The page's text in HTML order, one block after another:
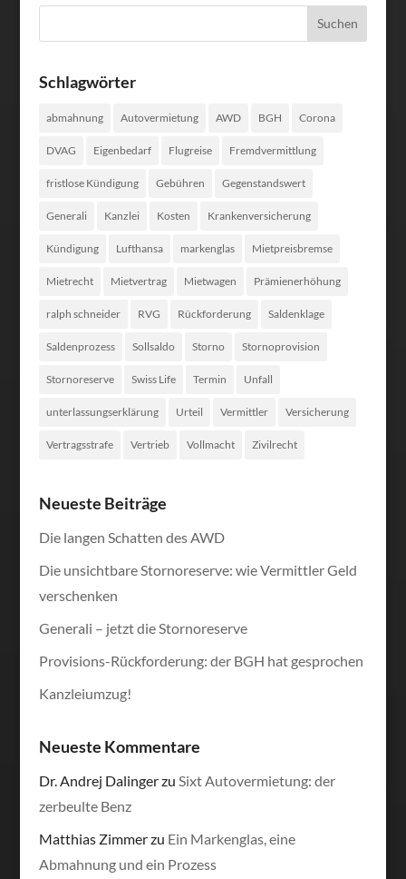
Schlagwörter
abmahnung Autovermietung AWD BGH Corona
DVAG Eigenbedarf Flugreise Fremdvermittlung
fristlose Kündigung Gebühren Gegenstandswert
Generali Kanzlei Kosten Krankenversicherung
Kündigung Lufthansa markenglas Mietpreisbremse
Mietrecht Mietvertrag Mietwagen Prämienerhöhung
ralph schneider RVG Rückforderung Saldenklage
Saldenprozess Sollsaldo Storno Stornoprovision
Stornoreserve Swiss Life Termin Unfall
unterlassungserklärung Urteil Vermittler Versicherung
Vertragsstrafe Vertrieb Vollmacht Zivilrecht
Neueste Beiträge
Die langen Schatten des AWD
Die unsichtbare Stornoreserve: wie Vermittler Geld
verschenken
Generali – jetzt die Stornoreserve
Provisions-Rückforderung: der BGH hat gesprochen
Kanzleiumzug!
Neueste Kommentare
Dr. Andrej Dalingerzu Sixt Autovermietung: der
zerbeulte Benz
Matthias Zimmerzu Ein Markenglas, eine
Abmahnung und ein Prozess